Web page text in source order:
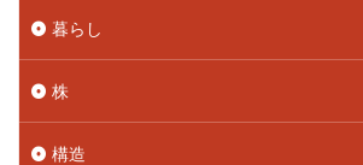
暮らし
株
構造